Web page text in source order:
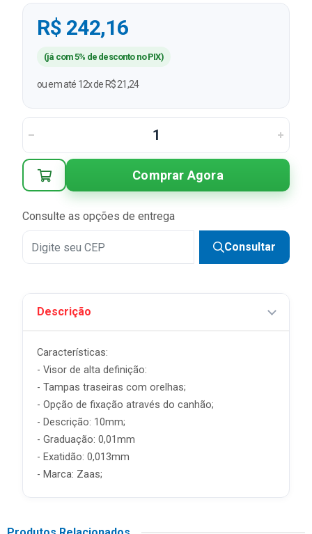
R$ 242,16
(já com 5% de desconto no PIX)
ou em até 12x de R$ 21,24
Comprar Agora
Consulte as opções de entrega
Consultar
Descrição
Características:
- Visor de alta definição:
- Tampas traseiras com orelhas;
- Opção de fixação através do canhão;
- Descrição: 10mm;
- Graduação: 0,01mm
- Exatidão: 0,013mm
- Marca: Zaas;